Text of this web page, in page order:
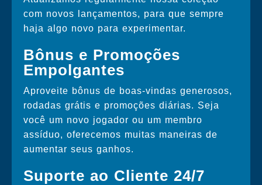
com novos lançamentos, para que sempre
haja algo novo para experimentar.
Bônus e Promoções
Empolgantes
Aproveite bônus de boas-vindas generosos,
rodadas grátis e promoções diárias. Seja
você um novo jogador ou um membro
assíduo, oferecemos muitas maneiras de
aumentar seus ganhos.
Suporte ao Cliente 24/7